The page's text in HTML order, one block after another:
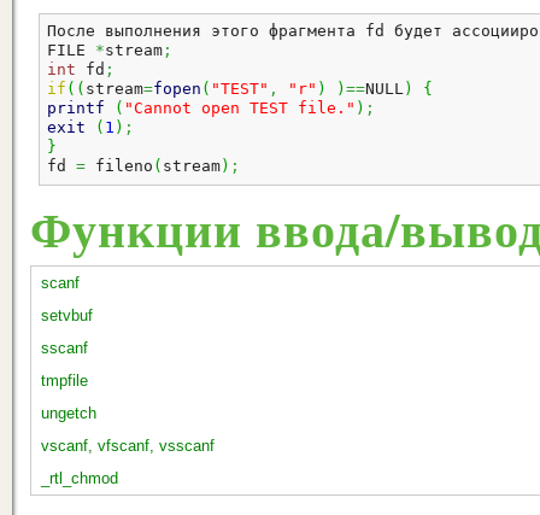
После выполнения этого фрагмента fd будет
FILE
*stream ;
int fd ;
if ( ( stream=fopen ( "TEST" , "r" ) ) ==NULL)
{
printf
( "Cannot open TEST file." ) ;
exit
( 1 ) ;
}
fd = fileno ( stream) ;
Функции ввода/
scanf
setvbuf
sscanf
tmpfile
ungetch
vscanf, vfscanf, vsscanf
_rtl_chmod